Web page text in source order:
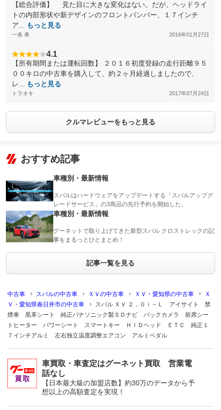
【総合評価】 見た目に大きな変化はない。だが、ヘッドライ
トの内部形状や新デザインのフロントバンパー、１７インチ
ア...
もっと見る
一条 孝 2016年01月27日
4.1
【所有期間または運転回数】 ２０１６初度登録の走行距離９５
００キロの中古車を購入して、約２ヶ月経過しましたので、
レ...
もっと見る
トラオキ 2017年07月24日
クルマレビューをもっと見る
おすすめ記事
車種別・最新情報
スバルはハードウェアをアップデートする「スバルアップグ
レードサービス」の3商品の先行予約を開始した。
車種別・最新情報
グーネットで取り上げてきた新型スバル クロストレックの記
事をまるっとひとまとめ！
記事一覧を見る
中古車 スバルの中古車 ＸＶの中古車 ＸＶ・愛知県の中古車
Ｘ
Ｖ・愛知県春日井市の中古車
スバル ＸＶ ２．０ｉ－Ｌ アイサイト 禁
煙車 黒革シート 純正パナソニック製ＳＤナビ バックカメラ 前席シー
トヒーター パワーシート スマートキー ＨＩＤヘッド ＥＴＣ 純正１
７インチアルミ 左右独立温度調整エアコン アルミペダル
車買取・車査定はグーネット買取 営業電
話なし
【日本最大級の加盟店数】約30万のデータから予
想以上の高額査定を実現！